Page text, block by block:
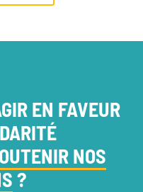
EN FAVEUR
NOS
?